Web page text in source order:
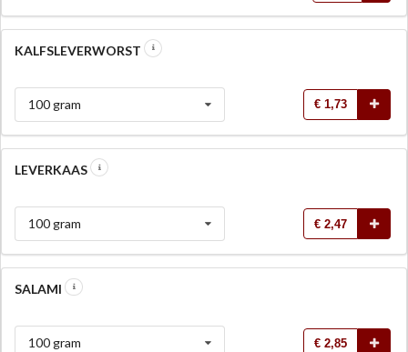
KALFSLEVERWORST
100 gram € 1,73
LEVERKAAS
100 gram € 2,47
SALAMI
100 gram € 2,85